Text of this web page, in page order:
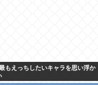
もえっちしたいキャラを思い浮か